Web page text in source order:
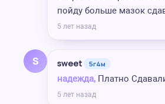
пойду больше мазок
5 лет назад
S sweet 5г4м
надежда, Платно
5 лет назад